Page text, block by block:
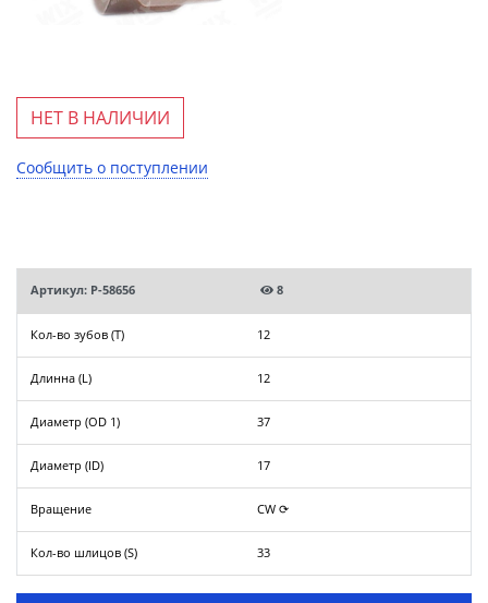
НЕТ В НАЛИЧИИ
Сообщить о поступлении
Артикул: P-58656 8
Кол-во зубов (T) 12
Длинна (L) 12
Диаметр (OD 1) 37
Диаметр (ID) 17
Вращение CW ⟳
Кол-во шлицов (S) 33